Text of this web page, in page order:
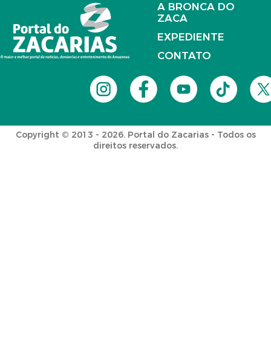
A BRONCA DO
ZACA
EXPEDIENTE
CONTATO
Copyright © 2013 - 2026. Portal do Zacarias - Todos os
direitos reservados.